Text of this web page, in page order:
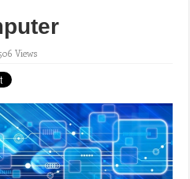
Views